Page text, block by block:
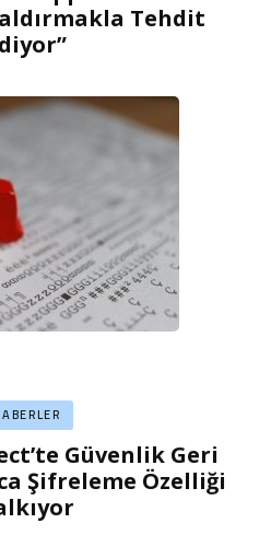
Tehdit
Güvenlik Geri
Şifreleme Özelliği